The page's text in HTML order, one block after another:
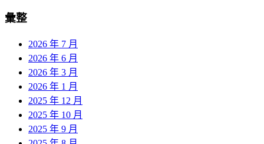
彙整
2026 年 7 月
2026 年 6 月
2026 年 3 月
2026 年 1 月
2025 年 12 月
2025 年 10 月
2025 年 9 月